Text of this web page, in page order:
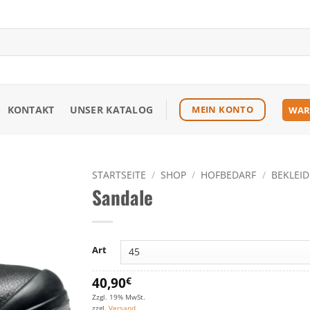
KONTAKT UNSER KATALOG MEIN KONTO
STARTSEITE / SHOP / HOFBEDARF /
Sandale
Art
40,90€
Zzgl. 19% MwSt.